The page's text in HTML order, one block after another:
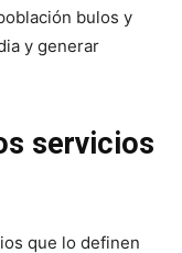
bulos y
y generar
servicios
que lo definen